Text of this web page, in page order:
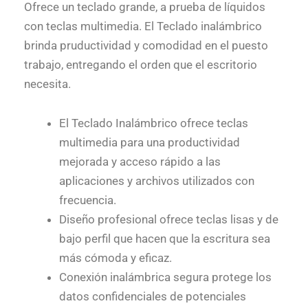
Ofrece un teclado grande, a prueba de líquidos
con teclas multimedia. El Teclado inalámbrico
brinda pruductividad y comodidad en el puesto
trabajo, entregando el orden que el escritorio
necesita.
El Teclado Inalámbrico ofrece teclas
multimedia para una productividad
mejorada y acceso rápido a las
aplicaciones y archivos utilizados con
frecuencia.
Diseño profesional ofrece teclas lisas y de
bajo perfil que hacen que la escritura sea
más cómoda y eficaz.
Conexión inalámbrica segura protege los
datos confidenciales de potenciales